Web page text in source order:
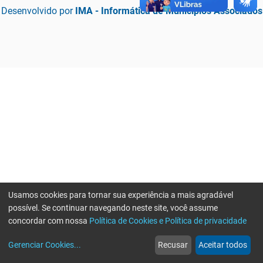
Desenvolvido por IMA - Informática de Municípios Associados
web
Notícias
more_horiz
Mais
Usamos cookies para tornar sua experiência a mais agradável
possível. Se continuar navegando neste site, você assume
concordar com nossa Política de Cookies e Política de privacidade
Gerenciar Cookies... Recusar Aceitar todos
Erro ao enviar informações, por favor tente novamente